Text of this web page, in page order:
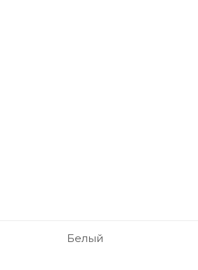
Белый